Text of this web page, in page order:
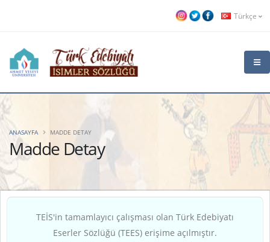
Türkçe
Madde Detay
ANASAYFA MADDE DETAY
TEİS'in tamamlayıcı çalışması olan Türk Edebiyatı
Eserler Sözlüğü (TEES) erişime açılmıştır.